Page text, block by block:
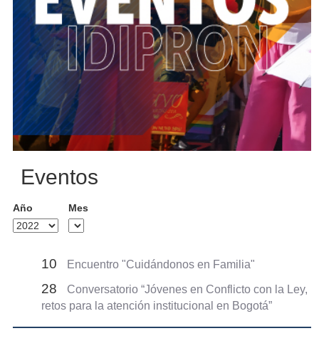
Eventos
Año Mes
10 Encuentro "Cuidándonos en Familia"
28
Conversatorio “Jóvenes en Conflicto con la Ley,
retos para la atención institucional en Bogotá”